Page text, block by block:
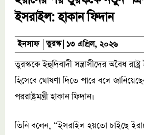
ইসরাইল: হাকান ফিদান
ইনসাফ তুরস্ক ১৩ এপ্রিল, ২০২৬
তুরস্ককে ইহুদিবাদী সন্ত্রাসীদের অবৈধ
হিসেবে ঘোষণা দিতে পারে বলে
পররাষ্ট্রমন্ত্রী হাকান ফিদান।
তিনি বলেন, “ইসরাইল হয়তো চাইছে